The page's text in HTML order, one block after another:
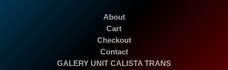
About
Cart
Checkout
Contact
GALERY UNIT CALISTA TRANS